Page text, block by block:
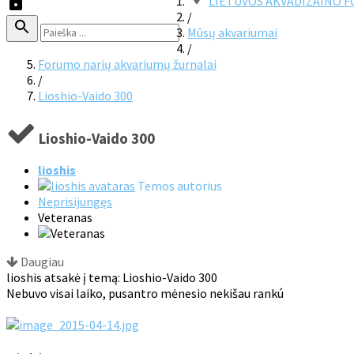
/
Mūsų akvariumai
/
Forumo narių akvariumų žurnalai
/
Lioshio-Vaido 300
Lioshio-Vaido 300
lioshis
Temos autorius
Neprisijungęs
Veteranas
Daugiau
lioshis atsakė į temą: Lioshio-Vaido 300
Nebuvo visai laiko, pusantro mėnesio nekišau rankú